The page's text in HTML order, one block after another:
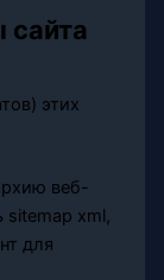
сайта
этих
веб-
sitemap xml,
для